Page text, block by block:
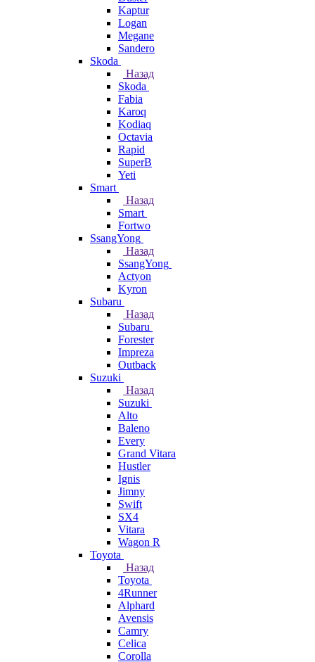
Kaptur
Logan
Megane
Sandero
Skoda
Назад
Skoda
Fabia
Karoq
Kodiaq
Octavia
Rapid
SuperB
Yeti
Smart
Назад
Smart
Fortwo
SsangYong
Назад
SsangYong
Actyon
Kyron
Subaru
Назад
Subaru
Forester
Impreza
Outback
Suzuki
Назад
Suzuki
Alto
Baleno
Every
Grand Vitara
Hustler
Ignis
Jimny
Swift
SX4
Vitara
Wagon R
Toyota
Назад
Toyota
4Runner
Alphard
Avensis
Camry
Celica
Corolla